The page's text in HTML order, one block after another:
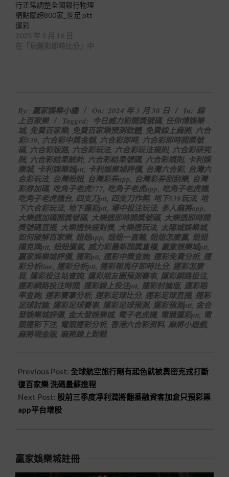
行正常調整全國銀行物理
網點關超800家_世足 ptt
運彩
03-
30
By: 贏家娛樂小編 On: 2024 年 3 月 30 日 In: 線
上百家樂
Tagged: 今日威力彩開獎號碼, 任你博娛樂
城, 免費百家樂, 免費百家樂預測軟體, 免費線上麻將, 六合
彩539, 六合彩中獎金額, 六合彩即時, 六合彩即時開獎號
碼, 六合彩版路, 六合彩玩法, 六合彩玩法規則, 六合彩研究
院, 六合彩結果統計, 六合彩結果號碼, 六合彩規則, 卡利娛
樂城, 卡利娛樂城ptt, 卡利娛樂城評價, 台灣六合彩, 台灣六
合彩玩法, 台灣妞妞, 台灣彩券app, 台灣彩券刮刮樂, 台灣
彩券加碼, 吃角子老虎777, 吃角子老虎app, 吃角子老虎機,
吃角子老虎機台, 四支刀ptt, 四支刀作弊, 地下539玩法, 地
下六合彩玩法, 地下運彩ptt, 場中投注玩法, 多人麻將app,
大樂透加碼開獎號碼, 大樂透即時開獎號碼, 大樂透即時開
獎號碼直播, 大樂透快速對獎, 大樂透玩法, 太陽城娛樂城,
如何破解百家樂, 妞妞app, 妞妞一直輸, 妞妞怎麼贏, 妞妞
撲克牌ptt, 妞妞運氣, 威力彩最新開獎直播, 贏家娛樂城ptt,
贏家娛樂城評價, 運彩ptt, 運彩中獎查詢, 運彩免費分析, 運
彩分析line, 運彩分析ptt, 運彩報馬仔即時比分, 運彩怎麼
買, 運彩投注站查詢, 運彩朋友圈預測賽事, 運彩網路投注,
運彩網路投注時間, 運彩線上投注ptt, 運彩討論版, 運彩賠
率查詢, 運彩賽事分析, 運彩足球比分, 運彩足球直播, 運彩
足球討論, 運彩足球賽事, 運彩足球預測, 運彩預測ptt, 金合
發娛樂城評價, 金大發娛樂城, 電子老虎機, 電競運彩ptt, 電
競運彩下注, 電競運彩分析, 香港六合彩资料, 麻將小遊戲,
麻將現金版, 麻將線上對戰
Previous Post: 全球航空旅行剛有起色就被奧密克戎打斷
復百家樂 洗碼量蘇進程
Next Post: 股前三季度凈利潤將翻番融資客加倉只預彩票
app平台增股
贏家娛樂城註冊